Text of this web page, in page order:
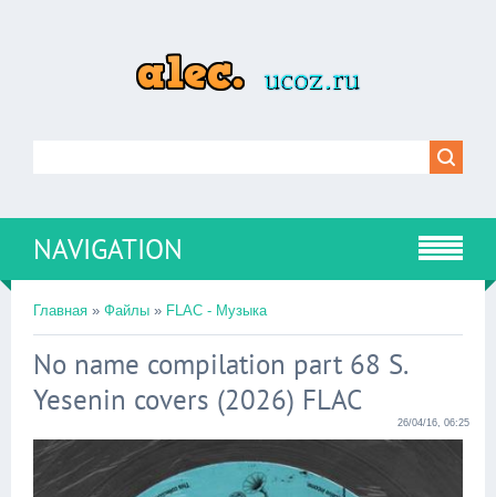
NAVIGATION
Главная » Файлы » FLAC - Музыка
No name compilation part 68 S.
Yesenin covers (2026) FLAC
26/04/16, 06:25